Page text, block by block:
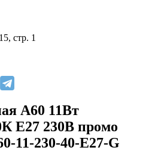
стр. 1
A60 11Вт
E27 230В промо
11-230-40-E27-G